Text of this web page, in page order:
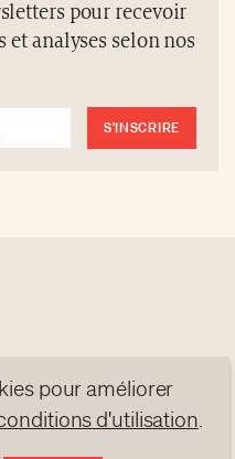
la Terre n’ont pas
dispersés pour
représente
dont l’engagement et
à l’exploration
pour recevoir
analyses selon nos
S'INSCRIRE
pour améliorer
d'utilisation